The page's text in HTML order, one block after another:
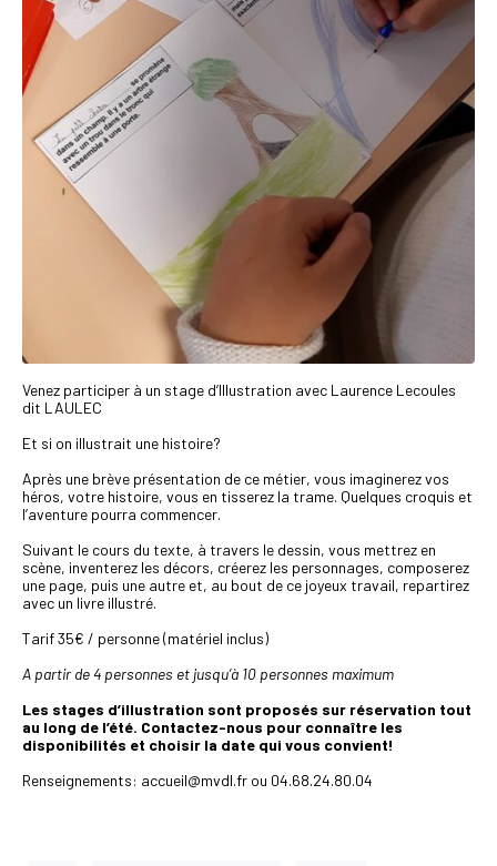
Venez participer à un stage d’Illustration avec Laurence Lecoules
dit LAULEC
Et si on illustrait une histoire?
Après une brève présentation de ce métier, vous imaginerez vos
héros, votre histoire, vous en tisserez la trame. Quelques croquis et
l’aventure pourra commencer.
Suivant le cours du texte, à travers le dessin, vous mettrez en
scène, inventerez les décors, créerez les personnages, composerez
une page, puis une autre et, au bout de ce joyeux travail, repartirez
avec un livre illustré.
Tarif 35€ / personne (matériel inclus)
A partir de 4 personnes et jusqu’à 10 personnes maximum
Les stages d’illustration sont proposés sur réservation tout
au long de l’été. Contactez-nous pour connaître les
disponibilités et choisir la date qui vous convient!
Renseignements: accueil@mvdl.fr ou 04.68.24.80.04